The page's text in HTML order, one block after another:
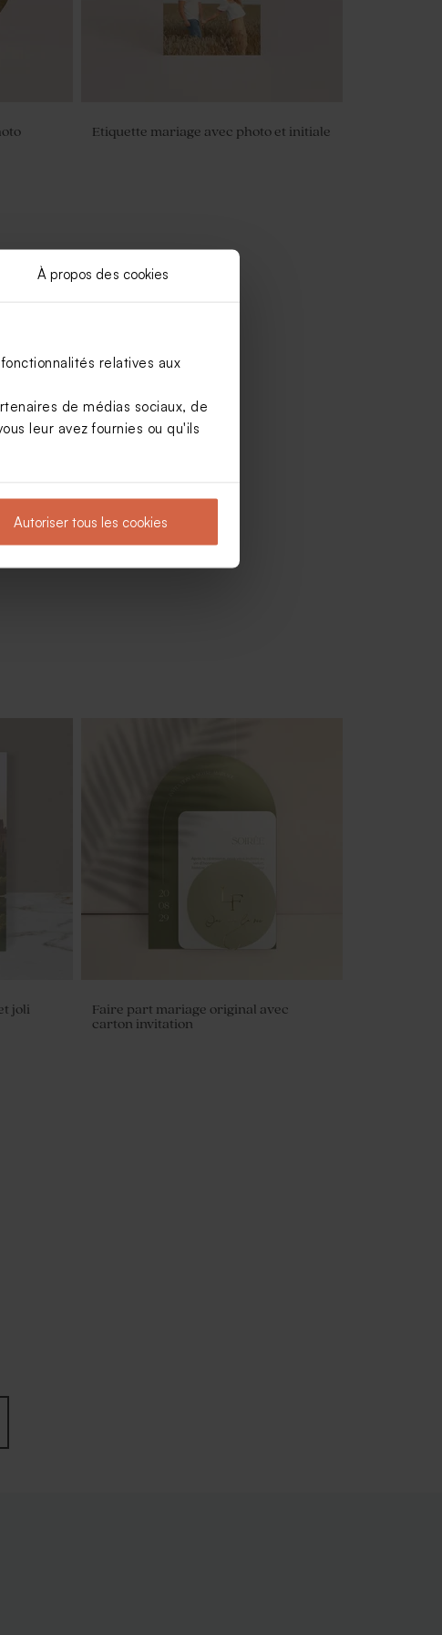
À propos des cookies
relatives aux
de médias sociaux, de
leur avez fournies ou qu'ils
Autoriser tous les cookies
Etiquette mariage avec photo et initiale
joli
Faire part mariage original avec
carton invitation